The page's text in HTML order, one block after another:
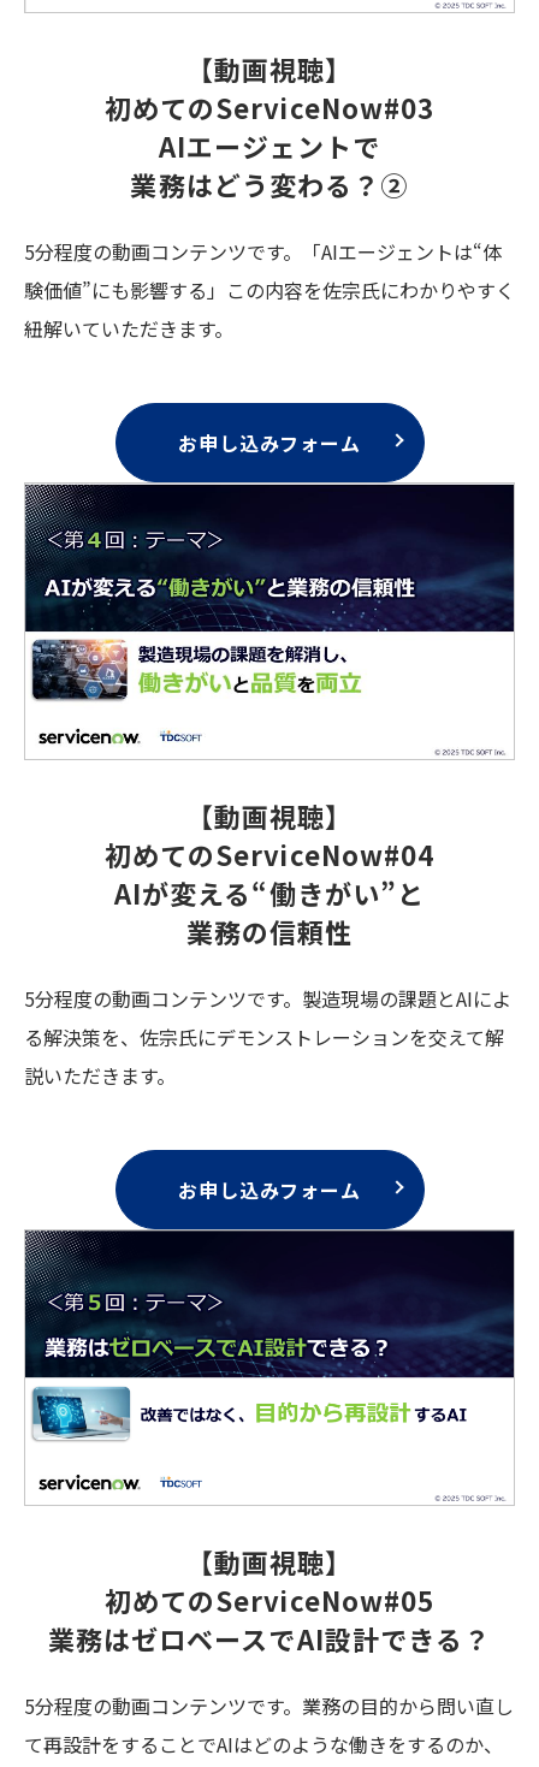
【動画視聴】
初めてのServiceNow#03
AIエージェントで
業務はどう変わる？②
5分程度の動画コンテンツです。「AIエージェントは“体
験価値”にも影響する」この内容を佐宗氏にわかりやすく
紐解いていただきます。
お申し込みフォーム
【動画視聴】
初めてのServiceNow#04
AIが変える“働きがい”と
業務の信頼性
5分程度の動画コンテンツです。製造現場の課題とAIによ
る解決策を、佐宗氏にデモンストレーションを交えて解
説いただきます。
お申し込みフォーム
【動画視聴】
初めてのServiceNow#05
業務はゼロベースでAI設計できる？
5分程度の動画コンテンツです。業務の目的から問い直し
て再設計をすることでAIはどのような働きをするのか、